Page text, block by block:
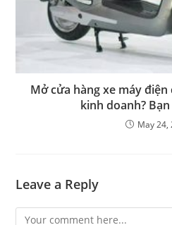
Mở cửa hàng xe máy
kinh doanh?
May 24,
Leave a Reply
Comment